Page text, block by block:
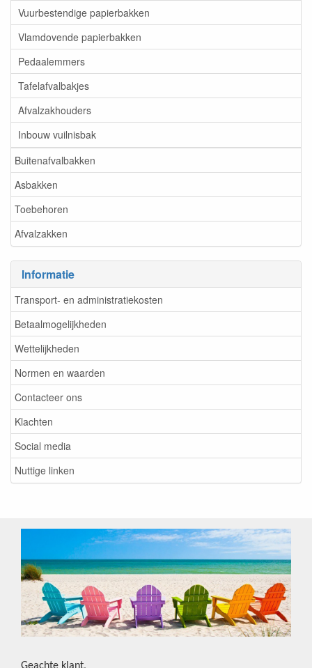
Vuurbestendige papierbakken
Vlamdovende papierbakken
Pedaalemmers
Tafelafvalbakjes
Afvalzakhouders
Inbouw vuilnisbak
Buitenafvalbakken
Asbakken
Toebehoren
Afvalzakken
Informatie
Transport- en administratiekosten
Betaalmogelijkheden
Wettelijkheden
Normen en waarden
Contacteer ons
Klachten
Social media
Nuttige linken